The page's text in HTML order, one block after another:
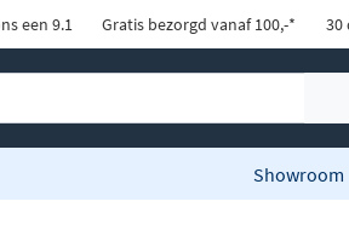
een 9.1 Gratis bezorgd vanaf 100,-* 30
Showroom